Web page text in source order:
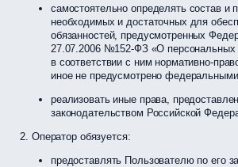
самостоятельно определять состав и
необходимых и достаточных для
обязанностей, предусмотренных
27.07.2006 №152-ФЗ «О персональных
в соответствии с ним нормативно-
иное не предусмотрено
реализовать иные права,
законодательством Российской
Оператор обязуется:
предоставлять Пользователю по его